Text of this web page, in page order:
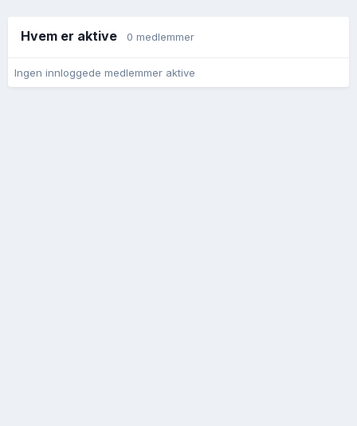
Hvem er aktive 0 medlemmer
Ingen innloggede medlemmer aktive